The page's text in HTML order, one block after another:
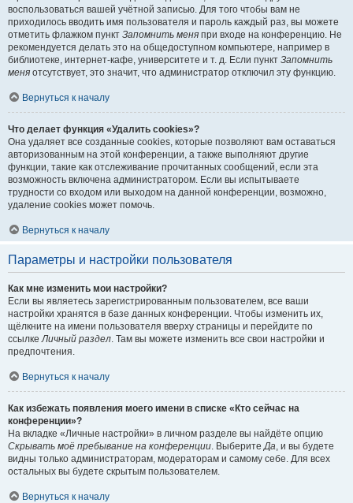
воспользоваться вашей учётной записью. Для того чтобы вам не
приходилось вводить имя пользователя и пароль каждый раз, вы можете
отметить флажком пункт Запомнить меня при входе на конференцию. Не
рекомендуется делать это на общедоступном компьютере, например в
библиотеке, интернет-кафе, университете и т. д. Если пункт Запомнить
меня отсутствует, это значит, что администратор отключил эту функцию.
Вернуться к началу
Что делает функция «Удалить cookies»?
Она удаляет все созданные cookies, которые позволяют вам оставаться
авторизованным на этой конференции, а также выполняют другие
функции, такие как отслеживание прочитанных сообщений, если эта
возможность включена администратором. Если вы испытываете
трудности со входом или выходом на данной конференции, возможно,
удаление cookies может помочь.
Вернуться к началу
Параметры и настройки пользователя
Как мне изменить мои настройки?
Если вы являетесь зарегистрированным пользователем, все ваши
настройки хранятся в базе данных конференции. Чтобы изменить их,
щёлкните на имени пользователя вверху страницы и перейдите по
ссылкеЛичный раздел. Там вы можете изменить все свои настройки и
предпочтения.
Вернуться к началу
Как избежать появления моего имени в списке «Кто сейчас на
конференции»?
На вкладке «Личные настройки» в личном разделе вы найдёте опцию
Скрывать моё пребывание на конференции. ВыберитеДа, и вы будете
видны только администраторам, модераторам и самому себе. Для всех
остальных вы будете скрытым пользователем.
Вернуться к началу